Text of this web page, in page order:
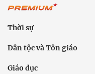
Thời sự
Dân tộc và Tôn giáo
Giáo dục